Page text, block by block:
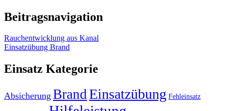
Beitragsnavigation
Rauchentwicklung aus Kanal
Einsatzübung Brand
Einsatz Kategorie
Absicherung BrandEinsatzübung Fehleinsatz